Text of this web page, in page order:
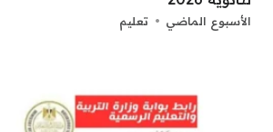
الأسبوع الماضي تعليم